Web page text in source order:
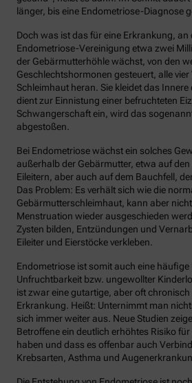
länger, bis eine Endometriose-Diagnose
Doch was ist das für eine Erkrankung,
Endometriose-Vereinigung etwa zwei
der Gebärmutterhöhle wächst, von den
Geschlechtshormonen gesteuert, alle vier
Schleimhaut heran. Sie kleidet das Innere
dient zur Einnistung einer befruchteten
Schwangerschaft ein, wird das
abgestoßen.
Bei Endometriose wächst ein solches
außerhalb der Gebärmutter, etwa auf
Eileitern, aber auch auf dem Bauchfell,
Das Problem: Es verhält sich wie die
Gebärmutterschleimhaut, kann aber
Menstruation wieder ausgeschieden
Zysten bilden, Entzündungen und
Eileiter und Eierstöcke verkleben.
Endometriose ist somit auch eine häufige
Unfruchtbarkeit bzw. ungewollter
ist zwar eine gutartige, aber oft chronisch
Erkrankung. Heißt: Unternimmt man
sich immer weiter aus. Neue Studien
Betroffene ein deutlich erhöhtes Risiko
haben und dass es offenbar auch
Krebsarten, Asthma und